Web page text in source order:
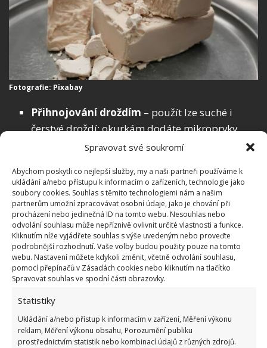
Spravovat své soukromí
Abychom poskytli co nejlepší služby, my a naši partneři používáme k
ukládání a/nebo přístupu k informacím o zařízeních, technologie jako
soubory cookies. Souhlas s těmito technologiemi nám a našim
partnerům umožní zpracovávat osobní údaje, jako je chování při
procházení nebo jedinečná ID na tomto webu. Nesouhlas nebo
odvolání souhlasu může nepříznivě ovlivnit určité vlastnosti a funkce.
Kliknutím níže vyjádřete souhlas s výše uvedeným nebo proveďte
podrobnější rozhodnutí. Vaše volby budou použity pouze na tomto
webu. Nastavení můžete kdykoli změnit, včetně odvolání souhlasu,
pomocí přepínačů v Zásadách cookies nebo kliknutím na tlačítko
Spravovat souhlas ve spodní části obrazovky.
Statistiky
Ukládání a/nebo přístup k informacím v zařízení, Měření výkonu
reklam, Měření výkonu obsahu, Porozumění publiku
prostřednictvím statistik nebo kombinací údajů z různých zdrojů.
Fotografie: Pixabay
Přihnojování droždím – použít lze suché i
čerstvé droždí; okurkám dodáte mikroprvky,
zejména fosfor, železo a draslík; vitamíny B,
hodně plodit. Do 9 litrů vody nasypte 10 gramů
sušeného droždí (nebo 42 gramů droždí
čerstvého, tj. jedno balení) a 2 kapky jódu. Na
teplém místě nechte asi tři hodiny pracovat. K
jedné rostlině nalijte půl litru roztoku jednou
měsíčně.
Přihnojování chlebem– nemusíte hned běžet
starý a tvrdý chléb. Sacharidy v pečivu obsažené
poslouží jako potrava pro půdní mikroflóru.
Díky tomu bude půda úrodnější. Kromě